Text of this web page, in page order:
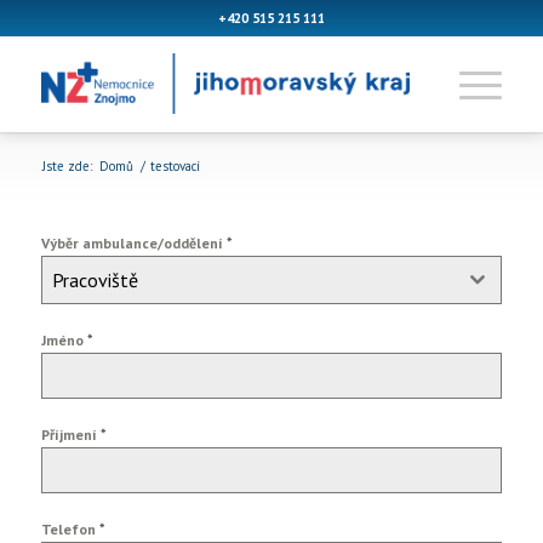
+420 515 215 111
Jste zde: Domů / testovací
Výběr ambulance/oddělení *
Pracoviště
Jméno *
Příjmení *
Telefon *